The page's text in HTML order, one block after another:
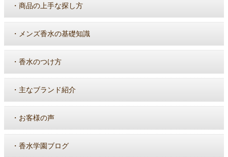
・ 商品の上手な探し方
・ メンズ香水の基礎知識
・ 香水のつけ方
・ 主なブランド紹介
・ お客様の声
・ 香水学園ブログ